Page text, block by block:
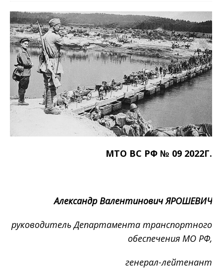
МТО ВС РФ № 09 2022Г.
Александр Валентинович ЯРОШЕВИЧ
руководитель Департамента транспортного
обеспечения МО РФ,
генерал-лейтенант